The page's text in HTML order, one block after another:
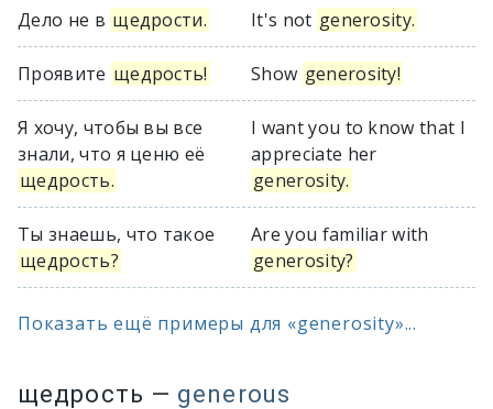
Дело не в щедрости. It's not generosity.
Проявите щедрость! Show generosity!
Я хочу, чтобы вы все
знали, что я ценю её
щедрость.
I want you to know that I
appreciate her
generosity.
Ты знаешь, что такое
щедрость?
Are you familiar with
generosity?
Показать ещё примеры для «generosity»...
щедрость — generous